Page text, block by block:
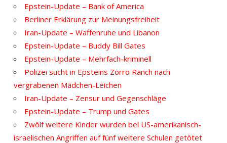
Epstein-Update – Bank of America
Berliner Erklärung zur Meinungsfreiheit
Iran-Update – Waffenruhe und Libanon
Epstein-Update – Buddy Bill Gates
Epstein-Update – Mehrfach-kriminell
Polizei sucht in Epsteins Zorro Ranch nach
vergrabenen Mädchen-Leichen
Iran-Update – Zensur und Gegenschläge
Epstein-Update – Trump und Gates
Zwölf weitere Kinder wurden bei US-amerikanisch-
israelischen Angriffen auf fünf weitere Schulen getötet